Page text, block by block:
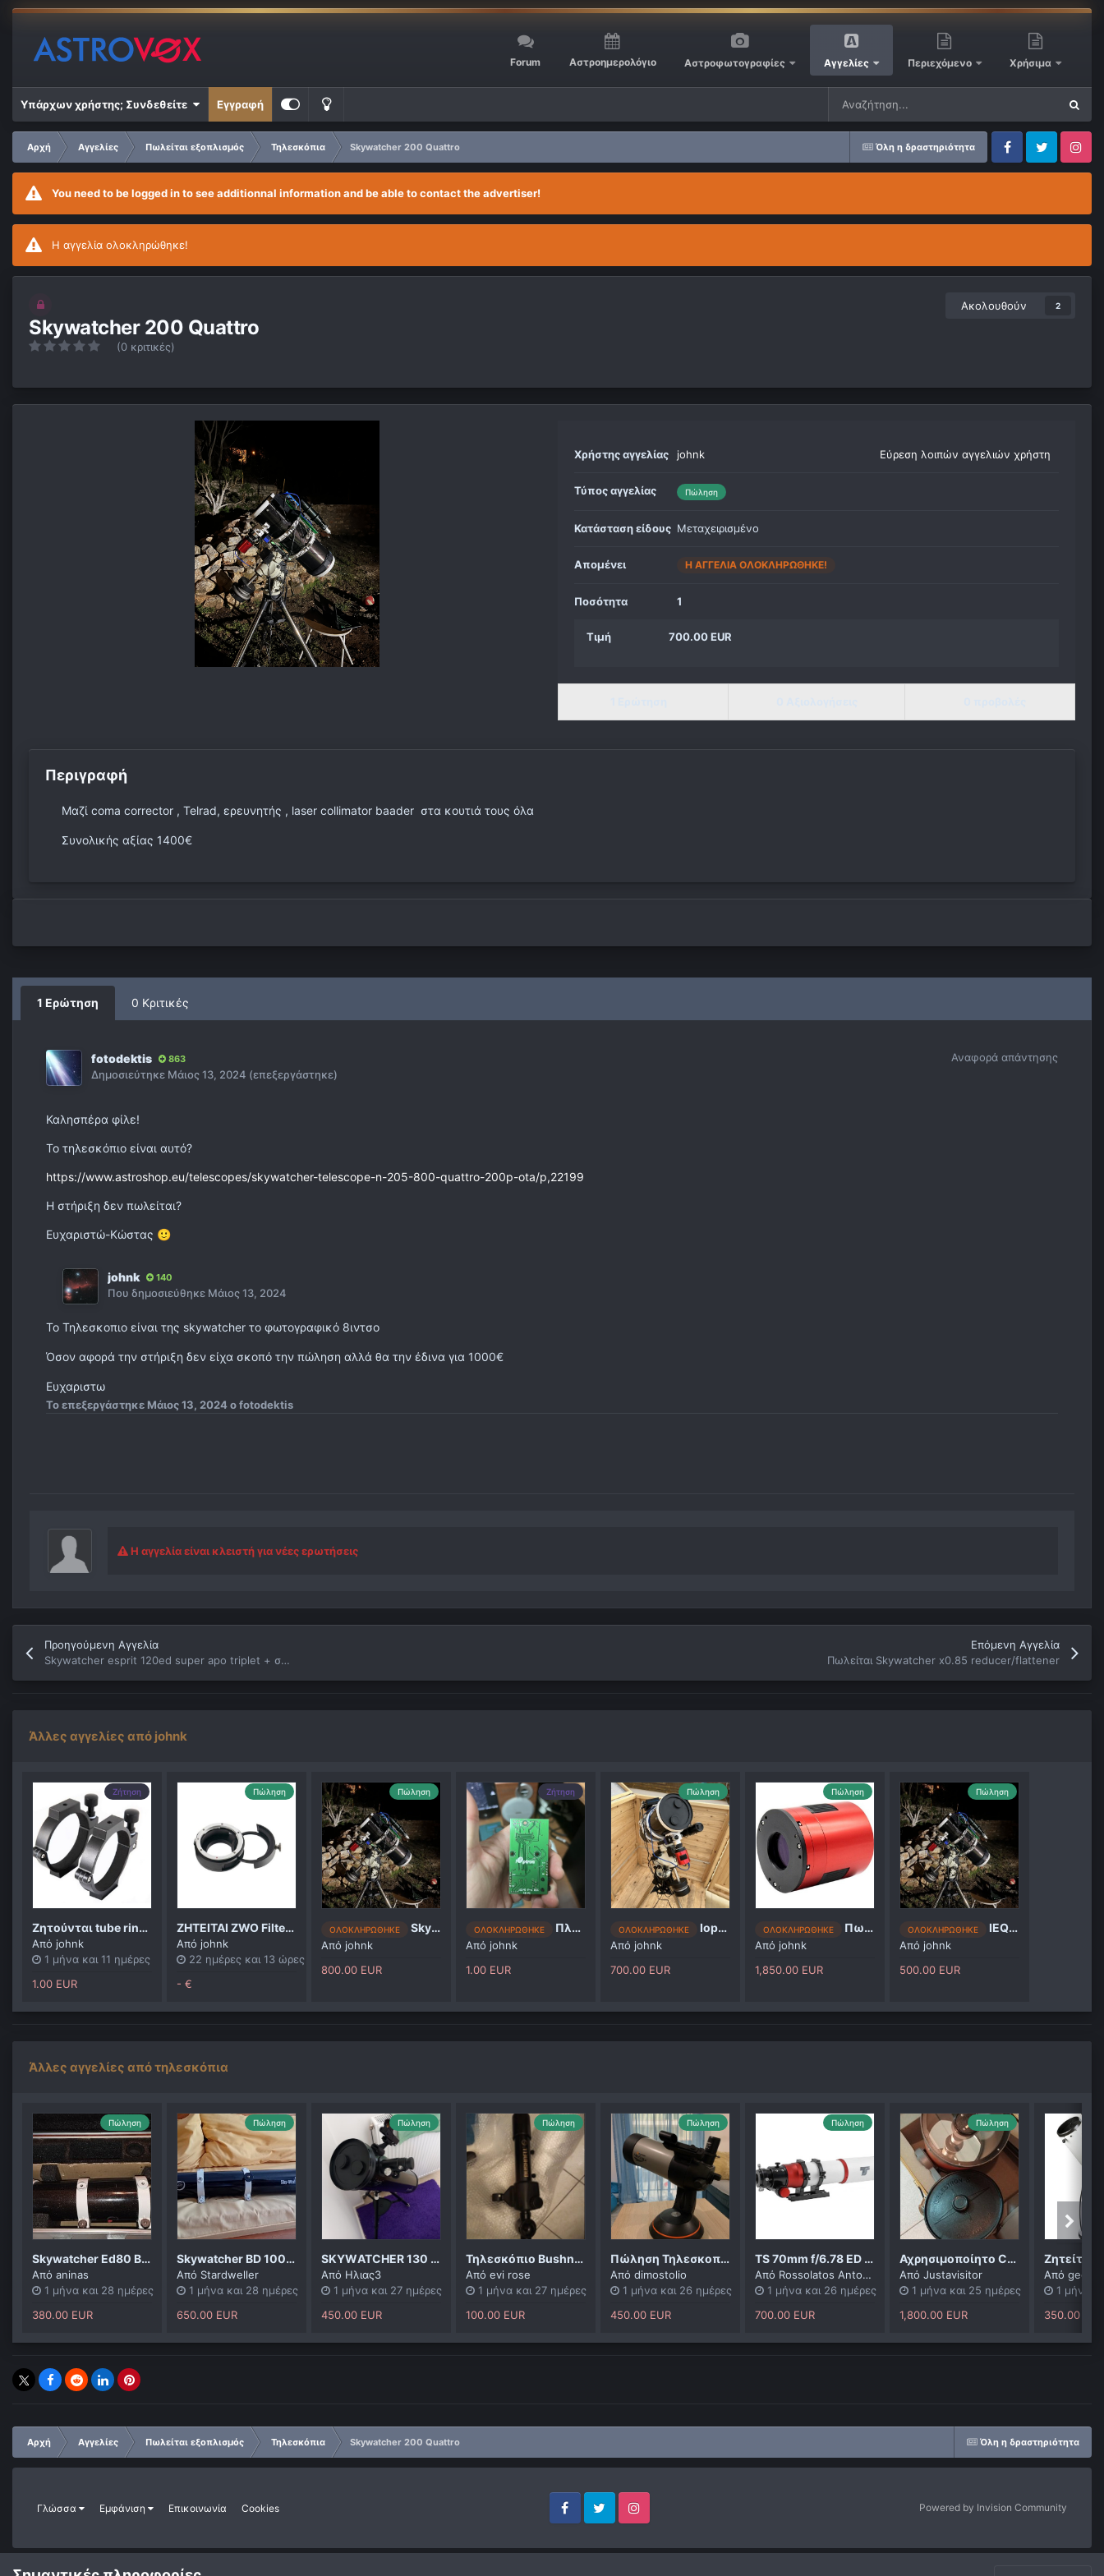
Forum Αστροημερολόγιο Αστροφωτογραφίες Αγγελίες Περιεχόμενο Χρήσιμα
Υπάρχων χρήστης; Συνδεθείτε Εγγραφή
Όλη η δραστηριότητα
Αρχή Αγγελίες Πωλείται εξοπλισμός Τηλεσκόπια
Skywatcher 200 Quattro
FacebookTwitter Instagram
You need to be logged in to see additionnal information and be able to contact the advertiser!
Η αγγελία ολοκληρώθηκε!
Ακολουθούν 2
Skywatcher 200 Quattro
(0 κριτικές)
Χρήστης αγγελίας johnk Εύρεση λοιπών αγγελιών χρήστη
Τύπος αγγελίας Πώληση
Κατάσταση είδους Μεταχειρισμένο
Απομένει Η ΑΓΓΕΛΊΑ ΟΛΟΚΛΗΡΏΘΗΚΕ!
Ποσότητα 1
Τιμή 700.00 EUR
Περιγραφή
Μαζί coma corrector , Telrad, ερευνητής , laser collimator baader στα κουτιά τους όλα
Συνολικής αξίας 1400€
1 Ερώτηση 0 Κριτικές
Αναφορά απάντησης
fotodektis 863
Δημοσιεύτηκε Μάιος 13, 2024 (επεξεργάστηκε)
Καλησπέρα φίλε!
Το τηλεσκόπιο είναι αυτό?
https://www.astroshop.eu/telescopes/skywatcher-telescope-n-205-800-quattro-200p-ota/p,22199
Η στήριξη δεν πωλείται?
Ευχαριστώ-Κώστας 🙂
johnk 140
Που δημοσιεύθηκε Μάιος 13, 2024
Το Τηλεσκοπιο είναι της skywatcher το φωτογραφικό 8ιντσο
Όσον αφορά την στήριξη δεν είχα σκοπό την πώληση αλλά θα την έδινα για 1000€
Ευχαριστω
Το επεξεργάστηκε Μάιος 13, 2024ο fotodektis
Η αγγελία είναι κλειστή για νέες ερωτήσεις
Προηγούμενη Αγγελία
Skywatcher esprit 120ed super apo triplet + στήριξη
Επόμενη Αγγελία
Πωλείται Skywatcher x0.85 reducer/flattener
Άλλες αγγελίες από johnk
Ζήτηση
Ζητούνται tube rings 80mm
Από johnk
1 μήνα και 11 ημέρες
1.00 EUR
Πώληση
ΖΗΤΕΙΤΑΙ ZWO Filter Drawer for EOS lenses - suitable for 2" filters
Από johnk
22 ημέρες και 13 ώρες
- €
Πώληση
ΟΛΟΚΛΗΡΩΘΗΚΕ Skywatcher Quattro 200
Από johnk
800.00 EUR
Ζήτηση
ΟΛΟΚΛΗΡΩΘΗΚΕ Πλακέτα Dec ieq45 pro
Από johnk
1.00 EUR
Πώληση
ΟΛΟΚΛΗΡΩΘΗΚΕ Ioptron Ieq 45 pro
Από johnk
700.00 EUR
Πώληση
ΟΛΟΚΛΗΡΩΘΗΚΕ Πωλείται η ASI 2600 mc PRO
Από johnk
1,850.00 EUR
Πώληση
ΟΛΟΚΛΗΡΩΘΗΚΕ IEQ45PRO
Από johnk
500.00 EUR
Άλλες αγγελίες από τηλεσκόπια
Πώληση
Skywatcher Ed80 Black diamond With Reducer,filter wheel and off axis guider.
Από aninas
1 μήνα και 28 ημέρες
380.00 EUR
Πώληση
Skywatcher BD 100 ED με εστιαστή William Optics
Από Stardweller
1 μήνα και 28 ημέρες
650.00 EUR
Πώληση
SΚΥWΑΤCΗΕR 130 AZGTi WIFI
Από Ηλιας3
1 μήνα και 27 ημέρες
450.00 EUR
Πώληση
Τηλεσκόπιο Bushnell
Από evi rose
1 μήνα και 27 ημέρες
100.00 EUR
Πώληση
Πώληση Τηλεσκοπίου NexStar 4 SE CELESTRON
Από dimostolio
1 μήνα και 26 ημέρες
450.00 EUR
Πώληση
TS 70mm f/6.78 ED 4-ELEMENT FLATFIELD REFRACTOR TELESCOPE (Καινούργιο)
Από Rossolatos Antonios
1 μήνα και 26 ημέρες
700.00 EUR
Πώληση
Αχρησιμοποίητο Celestron Orange C8
Από Justavisitor
1 μήνα και 25 ημέρες
1,800.00 EUR
Από
1 μήνα
350.00 EUR
Όλη η δραστηριότητα
Αρχή Αγγελίες Πωλείται εξοπλισμός Τηλεσκόπια Skywatcher 200 Quattro
Γλώσσα Εμφάνιση Επικοινωνία Cookies
FacebookTwitter Instagram
Powered by Invision Community